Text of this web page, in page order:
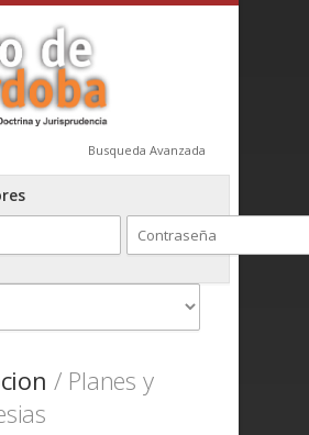
Busqueda Avanzada
/ Planes y